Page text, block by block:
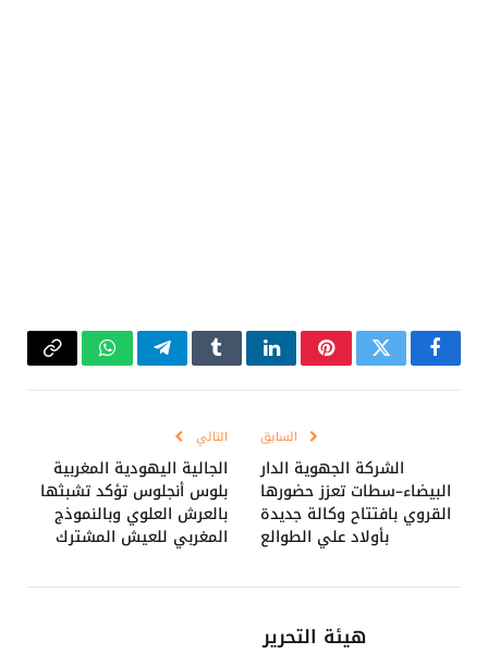
فيسبوكتويتر بينتيريستلينكدإنTumblrتيلقرامواتسابCopy
السابق
الشركة الجهوية الدار
البيضاء–سطات تعزز حضورها
القروي بافتتاح وكالة جديدة
بأولاد علي الطوالع
التالي
الجالية اليهودية المغربية
بلوس أنجلوس تؤكد تشبثها
بالعرش العلوي وبالنموذج
المغربي للعيش المشترك
هيئة التحرير